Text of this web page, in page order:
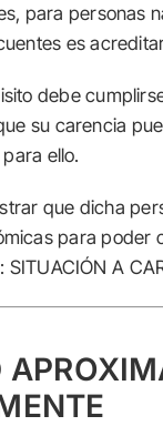
para personas
es
debe
su carencia
ello.
que dicha
para poder
SITUACIÓN A